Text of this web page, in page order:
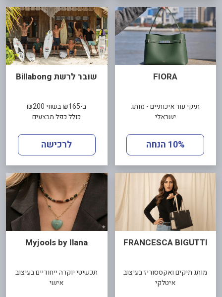
FIORA
תיקי עור איכותיים - מותג
ישראלי
10% הנחה
שובר לרשת Billabong
ב-₪165 בשווי ₪200
כולל כפל מבצעים
לרכישה
FRANCESCA BIGUTTI
מותג תיקים ואקססוריז בעיצוב
איטלקי
Myjools by Ilana
תכשיטי יוקרה ייחודיים בעיצוב
אישי